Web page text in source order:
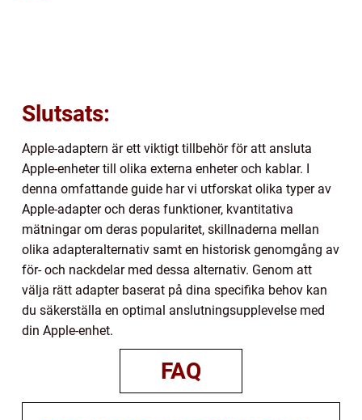
Slutsats:
Apple-adaptern är ett viktigt tillbehör för att ansluta
Apple-enheter till olika externa enheter och kablar. I
denna omfattande guide har vi utforskat olika typer av
Apple-adapter och deras funktioner, kvantitativa
mätningar om deras popularitet, skillnaderna mellan
olika adapteralternativ samt en historisk genomgång av
för- och nackdelar med dessa alternativ. Genom att
välja rätt adapter baserat på dina specifika behov kan
du säkerställa en optimal anslutningsupplevelse med
din Apple-enhet.
FAQ